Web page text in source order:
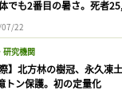
でも2番目の暑さ。死者
22
研究機関
際】北方林の樹冠、永久凍
トン保護。初の定量化